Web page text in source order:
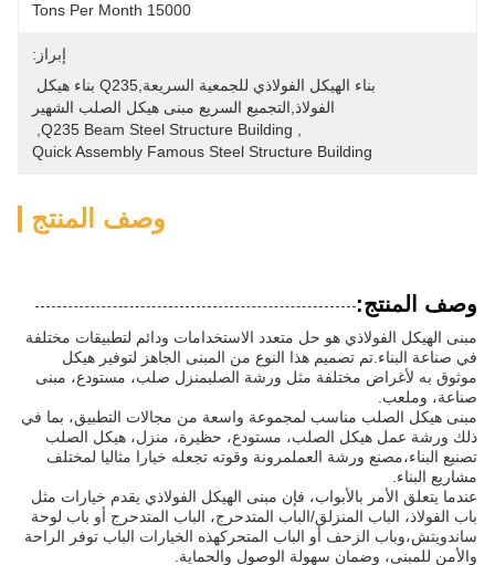
15000 Tons Per Month
إبراز:
الفولاذ,التجميع السريع مبنى هيكل الصلب الشهير
Q235 Beam Steel Structure Building
Quick Assembly Famous Steel Structure Building
وصف المنتج
وصف المنتج:
مبنى الهيكل الفولاذي هو حل متعدد الاستخدامات ودائم لتطبيقات مختلفة
في صناعة البناء.تم تصميم هذا النوع من المبنى الجاهز لتوفير هيكل
موثوق به لأغراض مختلفة مثل ورشة الصلبمنزل صلب، مستودع، مبنى
صناعة، وملعب.
مبنى هيكل الصلب مناسب لمجموعة واسعة من مجالات التطبيق، بما في
ذلك ورشة عمل هيكل الصلب، مستودع، حظيرة، منزل، هيكل الصلب
تصنيع البناء،مصنع ورشة العملمرونة وقوته تجعله خيارا مثاليا لمختلف
مشاريع البناء.
عندما يتعلق الأمر بالأبواب، فإن مبنى الهيكل الفولاذي يقدم خيارات مثل
باب الفولاذ، الباب المنزلق/الباب المتدحرج، الباب المتدحرج أو باب لوحة
ساندويتش،وباب الزحف أو الباب المتحركهذه الخيارات الباب توفر الراحة
والأمن للمبنى، وضمان سهولة الوصول والحماية.